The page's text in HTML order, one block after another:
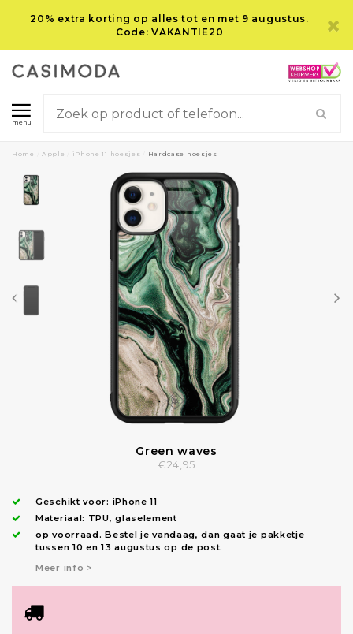
20% extra korting op alles tot en met 9 augustus.
Code: VAKANTIE20
menu
Home Apple iPhone 11 hoesjes Hardcase hoesjes
Green waves
€24,95
Geschikt voor: iPhone 11
Materiaal: TPU, glaselement
op voorraad.Bestel je vandaag, dan gaat je pakketje
tussen 10 en 13 augustus op de post.
Meer info >